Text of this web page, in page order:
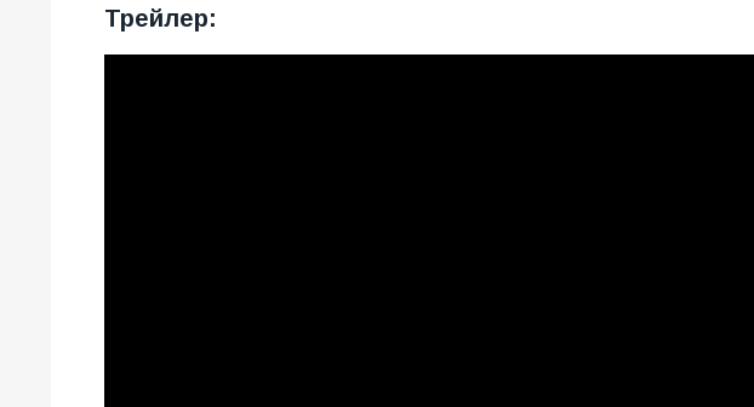
Трейлер: